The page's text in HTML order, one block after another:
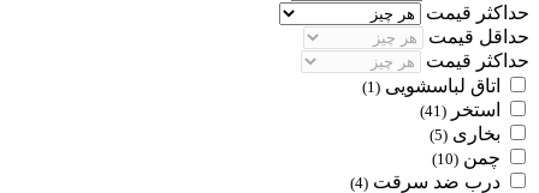
حداکثر قیمت
حداقل قیمت
حداکثر قیمت
اتاق لباسشویی (1)
استخر (41)
بخاری (5)
چمن (10)
درب ضد سرقت (4)